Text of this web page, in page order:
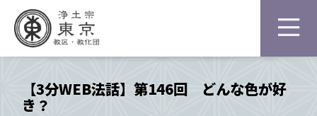
【3分WEB法話】第146回 どんな色が好
き？